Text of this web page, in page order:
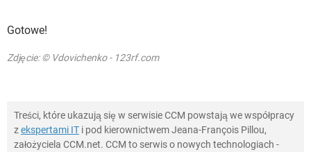
Gotowe!
Zdjęcie: © Vdovichenko - 123rf.com
Treści, które ukazują się w serwisie CCM powstają we współpracy
zekspertami IT i pod kierownictwem Jeana-François Pillou,
założyciela CCM.net. CCM to serwis o nowych technologiach -